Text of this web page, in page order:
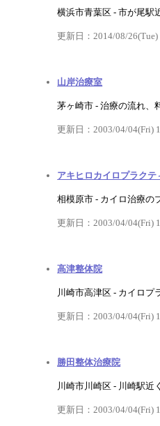
横浜市青葉区 - 市が尾駅
更新日：2014/08/26(Tue)
山岸治療室
茅ヶ崎市 - 治療の流れ、
更新日：2003/04/04(Fri)
アキヒロカイロプラクテ
相模原市 - カイロ治療の
更新日：2003/04/04(Fri)
高津整体院
川崎市高津区 - カイロ
更新日：2003/04/04(Fri)
勝田整体治療院
川崎市川崎区 - 川崎駅
更新日：2003/04/04(Fri)